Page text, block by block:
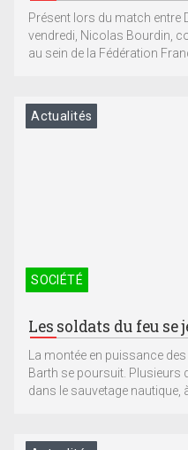
Présent lors du match entre
vendredi, Nicolas Bourdin,
au sein de la Fédération
SOCIÉTÉ
Actualités
Les soldats du feu se
La montée en puissance
Barth se poursuit. Plusieurs
dans le sauvetage nautique,